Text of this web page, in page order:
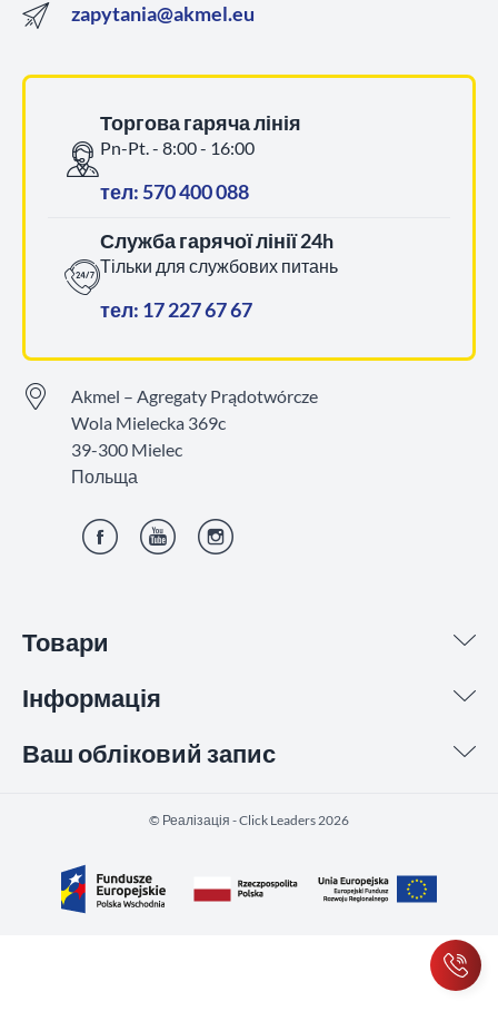
Товари
Інформація
Ваш обліковий запис
zapytania@akmel.eu
Торгова гаряча лінія
Pn-Pt. - 8:00 - 16:00
тел: 570 400 088
Служба гарячої лінії 24h
Тільки для службових питань
тел: 17 227 67 67
Akmel – Agregaty Prądotwórcze
Wola Mielecka 369c
39-300 Mielec
Польща
©️ Реалізація - Click Leaders 2026